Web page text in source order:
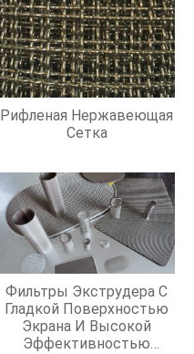
Рифленая Нержавеющая
Сетка
Фильтры Экструдера С
Гладкой Поверхностью
Экрана И Высокой
Эффективностью